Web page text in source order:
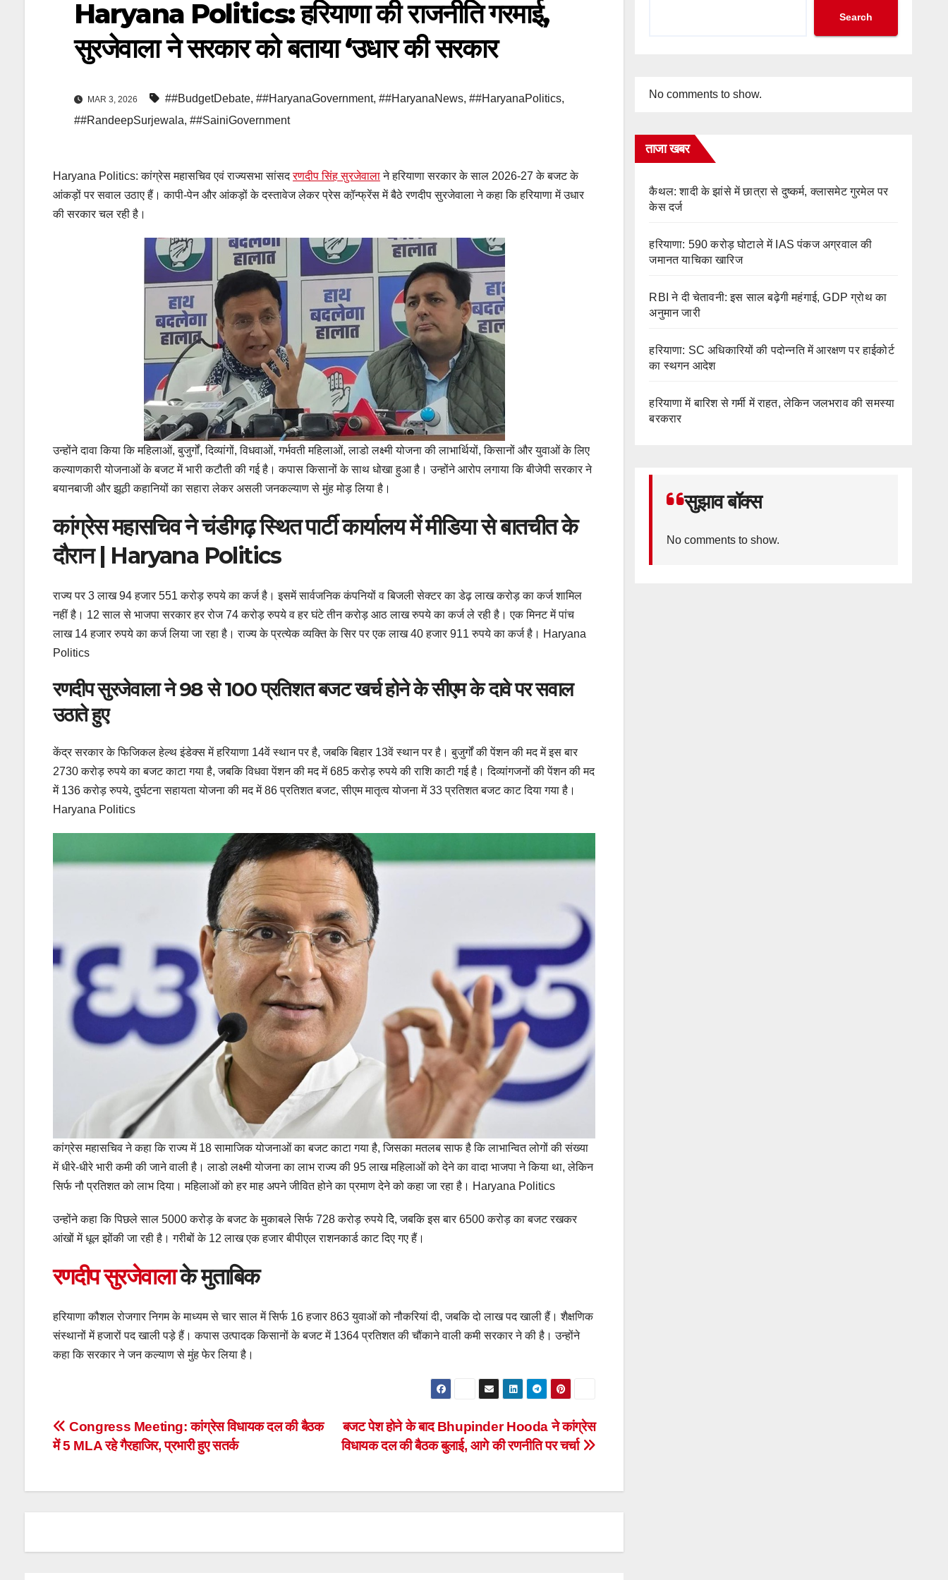
Haryana Politics: हरियाणा की राजनीति गरमाई,
सुरजेवाला ने सरकार को बताया ‘उधार की सरकार
MAR 3, 2026 ##BudgetDebate, ##HaryanaGovernment, ##HaryanaNews, ##HaryanaPolitics,
##RandeepSurjewala, ##SainiGovernment
Haryana Politics: कांग्रेस महासचिव एवं राज्यसभा सांसदरणदीप सिंह सुरजेवालाने हरियाणा सरकार के साल 2026-27 के बजट के
आंकड़ों पर सवाल उठाए हैं। कापी-पेन और आंकड़ों के दस्तावेज लेकर प्रेस कॉ़न्फ्रेंस में बैठे रणदीप सुरजेवाला ने कहा कि हरियाणा में उधार
की सरकार चल रही है।
उन्होंने दावा किया कि महिलाओं, बुजुर्गों, दिव्यांगों, विधवाओं, गर्भवती महिलाओं, लाडो लक्ष्मी योजना की लाभार्थियों, किसानों और युवाओं के लिए
कल्याणकारी योजनाओं के बजट में भारी कटौती की गई है। कपास किसानों के साथ धोखा हुआ है। उन्होंने आरोप लगाया कि बीजेपी सरकार ने
बयानबाजी और झूठी कहानियों का सहारा लेकर असली जनकल्याण से मुंह मोड़ लिया है।
कांग्रेस महासचिव ने चंडीगढ़ स्थित पार्टी कार्यालय में मीडिया से बातचीत के
दौरान | Haryana Politics
राज्य पर 3 लाख 94 हजार 551 करोड़ रुपये का कर्ज है। इसमें सार्वजनिक कंपनियों व बिजली सेक्टर का डेढ़ लाख करोड़ का कर्ज शामिल
नहीं है। 12 साल से भाजपा सरकार हर रोज 74 करोड़ रुपये व हर घंटे तीन करोड़ आठ लाख रुपये का कर्ज ले रही है। एक मिनट में पांच
लाख 14 हजार रुपये का कर्ज लिया जा रहा है। राज्य के प्रत्येक व्यक्ति के सिर पर एक लाख 40 हजार 911 रुपये का कर्ज है। Haryana
Politics
रणदीप सुरजेवाला ने 98 से 100 प्रतिशत बजट खर्च होने के सीएम के दावे पर सवाल
उठाते हुए
केंद्र सरकार के फिजिकल हेल्थ इंडेक्स में हरियाणा 14वें स्थान पर है, जबकि बिहार 13वें स्थान पर है। बुजुर्गों की पेंशन की मद में इस बार
2730 करोड़ रुपये का बजट काटा गया है, जबकि विधवा पेंशन की मद में 685 करोड़ रुपये की राशि काटी गई है। दिव्यांगजनों की पेंशन की मद
में 136 करोड़ रुपये, दुर्घटना सहायता योजना की मद में 86 प्रतिशत बजट, सीएम मातृत्व योजना में 33 प्रतिशत बजट काट दिया गया है।
Haryana Politics
कांग्रेस महासचिव ने कहा कि राज्य में 18 सामाजिक योजनाओं का बजट काटा गया है, जिसका मतलब साफ है कि लाभान्वित लोगों की संख्या
में धीरे-धीरे भारी कमी की जाने वाली है। लाडो लक्ष्मी योजना का लाभ राज्य की 95 लाख महिलाओं को देने का वादा भाजपा ने किया था, लेकिन
सिर्फ नौ प्रतिशत को लाभ दिया। महिलाओं को हर माह अपने जीवित होने का प्रमाण देने को कहा जा रहा है। Haryana Politics
उन्होंने कहा कि पिछले साल 5000 करोड़ के बजट के मुकाबले सिर्फ 728 करोड़ रुपये दिे, जबकि इस बार 6500 करोड़ का बजट रखकर
आंखों में धूल झोंकी जा रही है। गरीबों के 12 लाख एक हजार बीपीएल राशनकार्ड काट दिए गए हैं।
रणदीप सुरजेवालाके मुताबिक
हरियाणा कौशल रोजगार निगम के माध्यम से चार साल में सिर्फ 16 हजार 863 युवाओं को नौकरियां दी, जबकि दो लाख पद खाली हैं। शैक्षणिक
संस्थानों में हजारों पद खाली पड़े हैं। कपास उत्पादक किसानों के बजट में 1364 प्रतिशत की चौंकाने वाली कमी सरकार ने की है। उन्होंने
कहा कि सरकार ने जन कल्याण से मुंह फेर लिया है।
Post
navigation
बजट पेश होने के बाद Bhupinder Hooda ने कांग्रेस
विधायक दल की बैठक बुलाई, आगे की रणनीति पर चर्चा
Congress Meeting: कांग्रेस विधायक दल की बैठक
में 5 MLA रहे गैरहाजिर, प्रभारी हुए सतर्क
Search
No comments to show.
ताजा खबर
कैथल: शादी के झांसे में छात्रा से दुष्कर्म, क्लासमेट गुरमेल पर
केस दर्ज
हरियाणा: 590 करोड़ घोटाले में IAS पंकज अग्रवाल की
जमानत याचिका खारिज
RBI ने दी चेतावनी: इस साल बढ़ेगी महंगाई, GDP ग्रोथ का
अनुमान जारी
हरियाणा: SC अधिकारियों की पदोन्नति में आरक्षण पर हाईकोर्ट
का स्थगन आदेश
हरियाणा में बारिश से गर्मी में राहत, लेकिन जलभराव की समस्या
बरकरार
सुझाव बॉक्स
No comments to show.